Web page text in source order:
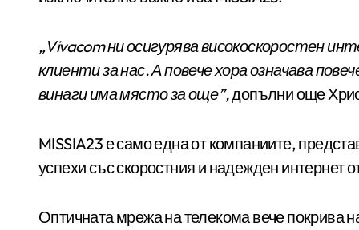
„Vivacom ни осигурява високоскоростен
клиенти за нас. А повече хора означава
винаги има място за още”,допълни още
MISSIA23 е само една от компаниите,
успехи със скоростния и надежден интернет
Оптичната мрежа нателекома вече покрива